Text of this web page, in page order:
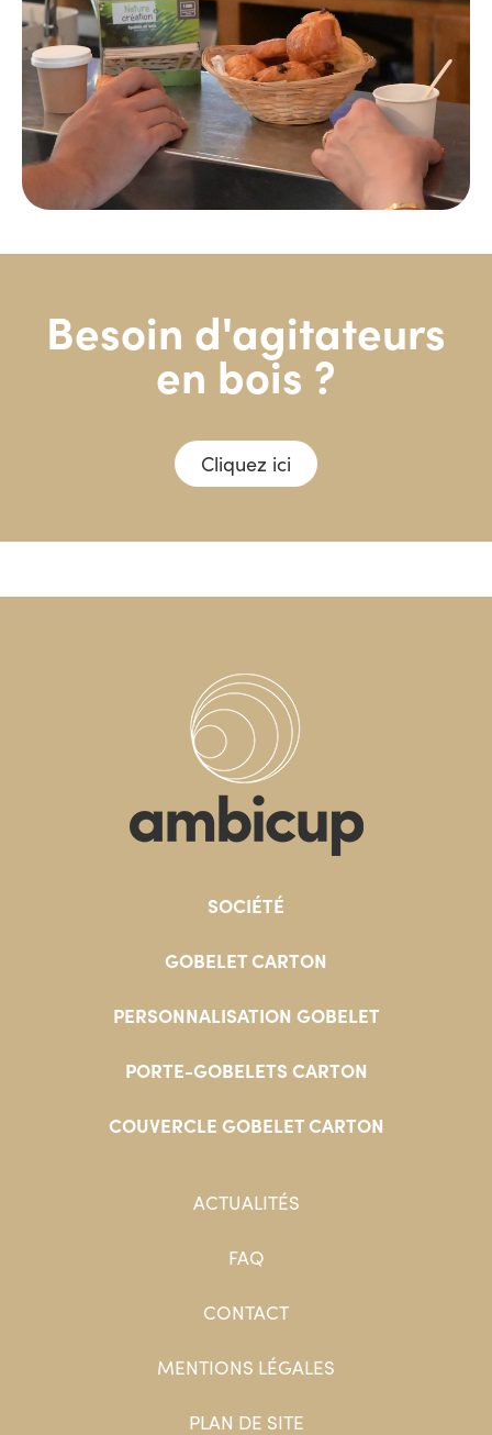
Besoin d'agitateurs
en bois ?
Cliquez ici
SOCIÉTÉ
GOBELET CARTON
PERSONNALISATION GOBELET
PORTE-GOBELETS CARTON
COUVERCLE GOBELET CARTON
ACTUALITÉS
FAQ
CONTACT
MENTIONS LÉGALES
PLAN DE SITE